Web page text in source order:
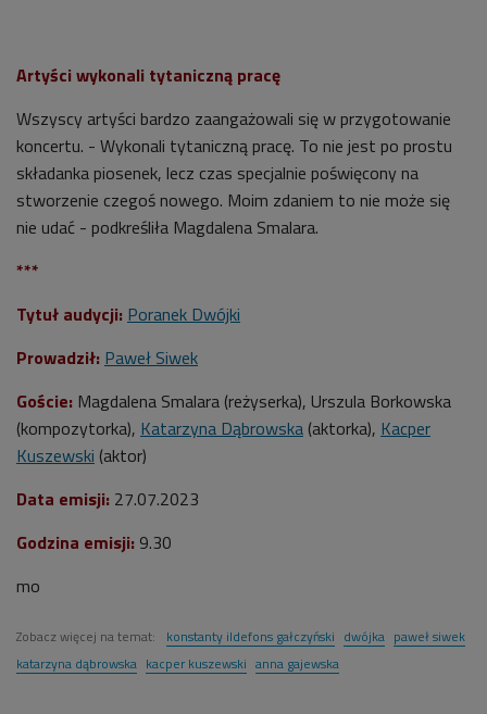
Artyści wykonali tytaniczną pracę
Wszyscy artyści bardzo zaangażowali się w przygotowanie
koncertu. - Wykonali tytaniczną pracę. To nie jest po prostu
składanka piosenek, lecz czas specjalnie poświęcony na
stworzenie czegoś nowego. Moim zdaniem to nie może się
nie udać - podkreśliła Magdalena Smalara.
***
Tytuł audycji: Poranek Dwójki
Prowadził: Paweł Siwek
Goście: Magdalena Smalara (reżyserka), Urszula Borkowska
(kompozytorka), Katarzyna Dąbrowska (aktorka), Kacper
Kuszewski (aktor)
Data emisji: 27.07.2023
Godzina emisji: 9.30
mo
Zobacz więcej na temat: konstanty ildefons gałczyński dwójka paweł siwek
katarzyna dąbrowska kacper kuszewski anna gajewska